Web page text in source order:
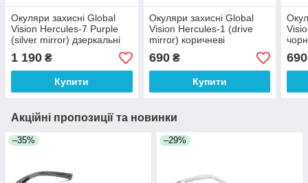
Окуляри захисні Global
Vision Hercules-7 Purple
(silver mirror) дзеркальні
чорні у фіолетовій оправі
1 190 ₴
Купити
Окуляри захисні Global
Vision Hercules-1 (drive
mirror) коричневі
690₴
Купити
690
Акційні пропозиції та новинки
–35% –29%